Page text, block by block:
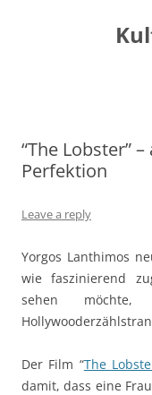
“The Lobster”
Perfektion
Leave a reply
Yorgos Lanthimos
wie faszinierend
sehen
Der Film “The
damit, dass eine